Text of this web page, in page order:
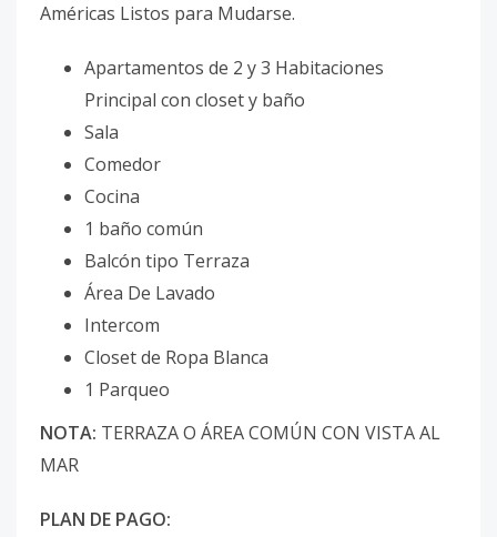
Américas Listos para Mudarse.
Apartamentos de 2 y 3 Habitaciones
Principal con closet y baño
Sala
Comedor
Cocina
1 baño común
Balcón tipo Terraza
Área De Lavado
Intercom
Closet de Ropa Blanca
1 Parqueo
NOTA: TERRAZA O ÁREA COMÚN CON VISTA AL
MAR
PLAN DE PAGO: